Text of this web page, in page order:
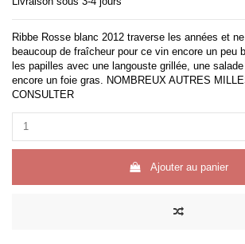
Ribbe Rosse blanc 2012 traverse les années et
beaucoup de fraîcheur pour ce vin encore un peu
les papilles avec une langouste grillée, une
encore un foie gras. NOMBREUX AUTRES
CONSULTER
Ajouter au panier